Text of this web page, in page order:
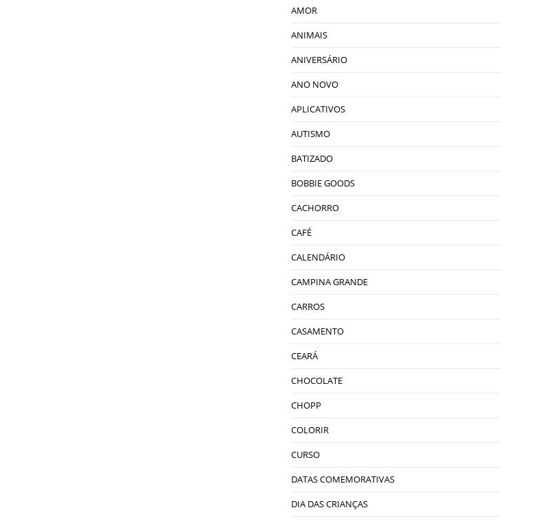
AMOR
ANIMAIS
ANIVERSÁRIO
ANO NOVO
APLICATIVOS
AUTISMO
BATIZADO
BOBBIE GOODS
CACHORRO
CAFÉ
CALENDÁRIO
CAMPINA GRANDE
CARROS
CASAMENTO
CEARÁ
CHOCOLATE
CHOPP
COLORIR
CURSO
DATAS COMEMORATIVAS
DIA DAS CRIANÇAS